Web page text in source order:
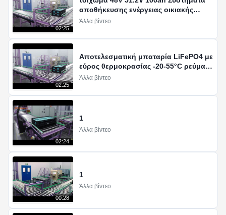
02:25
αποθήκευσης ενέργειας οικιακής
χρήσης
Άλλα βίντεο
02:25
Αποτελεσματική μπαταρία LiFePO4 με
εύρος θερμοκρασίας -20-55°C ρεύμα
εκφόρτισης 1C
Άλλα βίντεο
02:24
1
Άλλα βίντεο
00:28
1
Άλλα βίντεο